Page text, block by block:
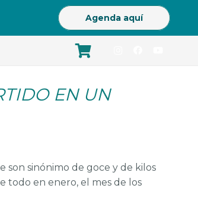
Agenda aquí
EN UN
son sinónimo de goce y de kilos
todo en enero, el mes de los